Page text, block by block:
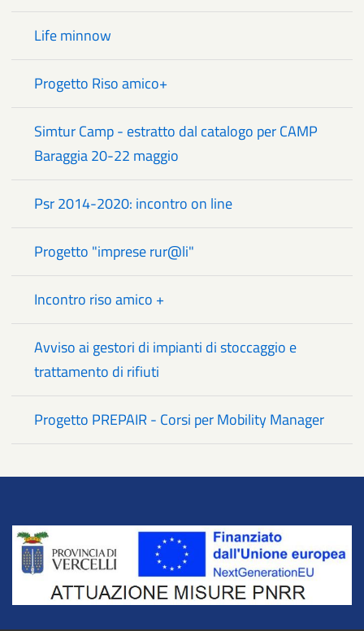
Life minnow
Progetto Riso amico+
Simtur Camp - estratto dal catalogo per CAMP
Baraggia 20-22 maggio
Psr 2014-2020: incontro on line
Progetto "imprese rur@li"
Incontro riso amico +
Avviso ai gestori di impianti di stoccaggio e
trattamento di rifiuti
Progetto PREPAIR - Corsi per Mobility Manager
Title